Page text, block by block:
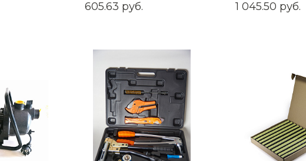
605.63 руб. 1 045.50 руб.